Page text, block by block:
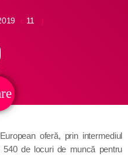
11
oferă, prin intermediul
540 de locuri de muncă pentru